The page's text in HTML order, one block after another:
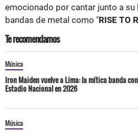
emocionado por cantar junto a su
bandas de metal como "RISE TO
Te recomendamos
Música
Iron Maiden vuelve a Lima: la mítica banda
Estadio Nacional en 2026
Música